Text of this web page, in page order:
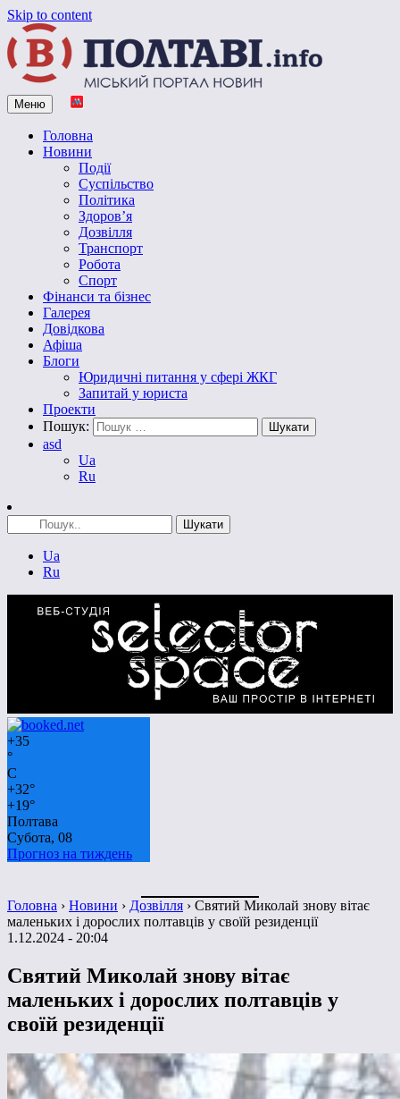
Skip to content
Vpoltave.info
Полтавський портал новин
Меню
Головна
Новини
Події
Суспільство
Політика
Здоров’я
Дозвілля
Транспорт
Робота
Спорт
Фінанси та бізнес
Галерея
Довідкова
Афіша
Блоги
Юридичні питання у сфері ЖКГ
Запитай у юриста
Проекти
Пошук:
asd
Ua
Ru
Ua
Ru
+35
°
C
+32°
+19°
Полтава
Субота, 08
Прогноз на тиждень
Головна › Новини › Дозвілля › Святий Миколай знову вітає
маленьких і дорослих полтавців у своїй резиденції
1.12.2024 - 20:04
Святий Миколай знову вітає
маленьких і дорослих полтавців у
своїй резиденції